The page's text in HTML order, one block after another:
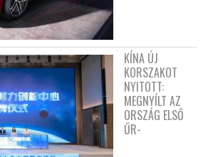
KÍNA ÚJ
KORSZAKOT
NYITOTT:
MEGNYÍLT AZ
ORSZÁG ELSŐ
ŰR-